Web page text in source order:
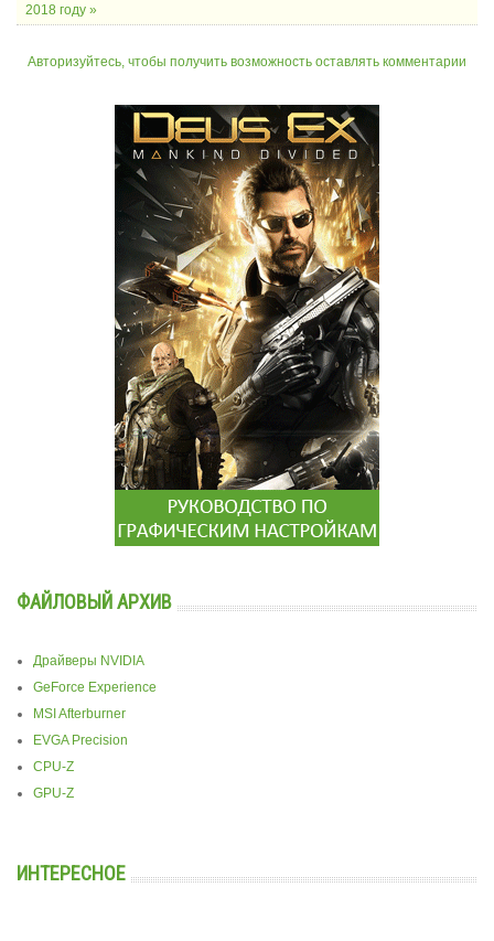
2018 году »
Авторизуйтесь, чтобы получить возможность оставлять комментарии
ФАЙЛОВЫЙ АРХИВ
Драйверы NVIDIA
GeForce Experience
MSI Afterburner
EVGA Precision
CPU-Z
GPU-Z
ИНТЕРЕСНОЕ